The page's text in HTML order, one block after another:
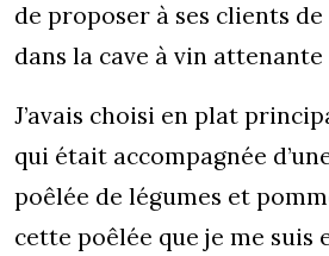
de proposer à ses clients
dans la cave à vin
J’avais choisi en plat
qui était accompagnée
poêlée de légumes et
cette poêlée que je me suis